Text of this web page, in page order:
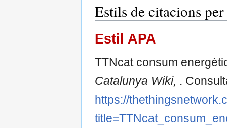
Estils de citacions
Estil APA
TTNcat consum
Catalunya Wiki, .
https://